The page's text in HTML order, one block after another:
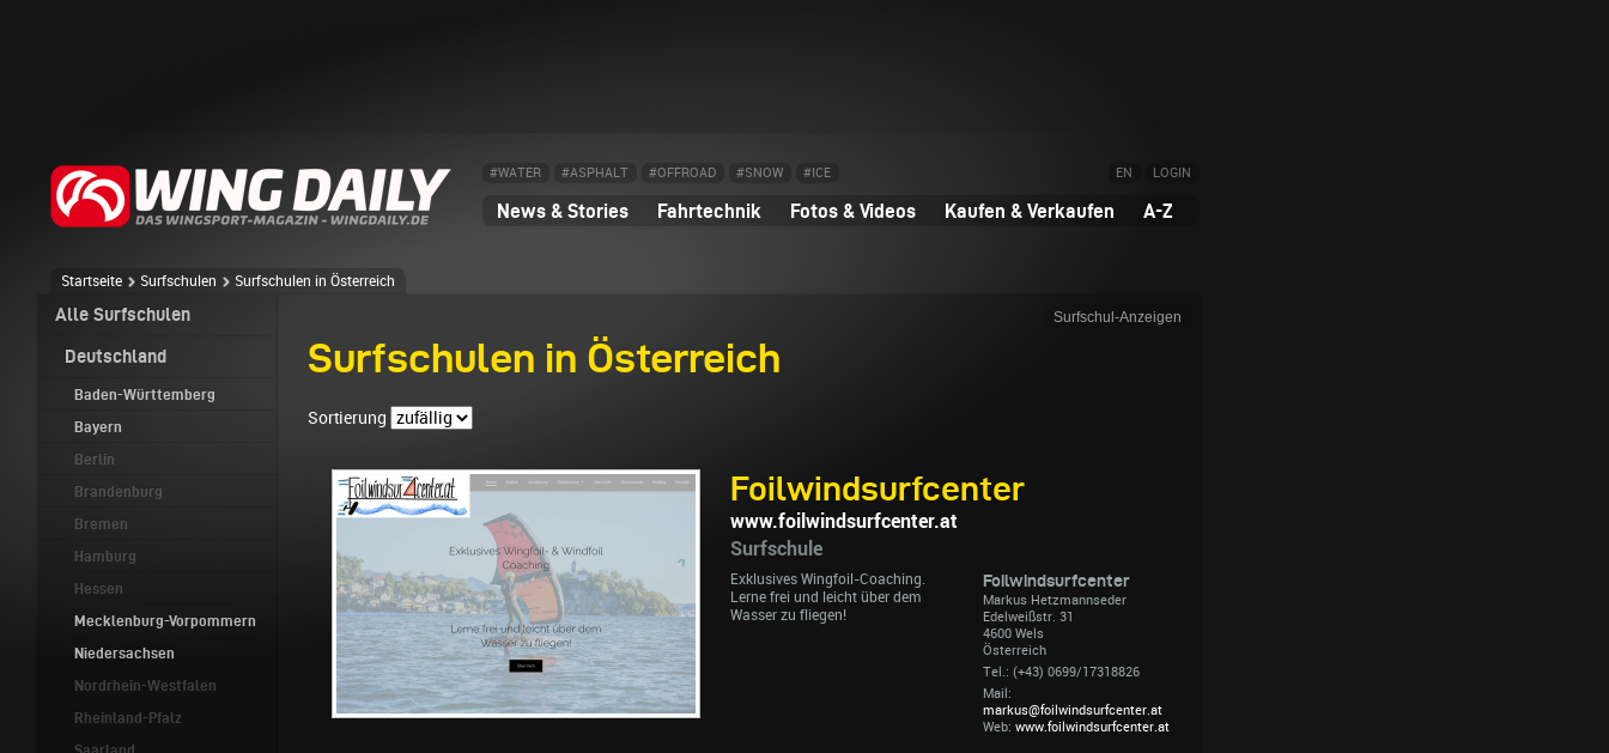
#WATER #ASPHALT #OFFROAD #SNOW #ICE EN LOGIN
News & Stories Fahrtechnik Fotos & Videos Kaufen & Verkaufen A-Z
Startseite Surfschulen Surfschulen in Österreich
Alle Surfschulen
Deutschland
Baden-Württemberg
Bayern
Berlin
Brandenburg
Bremen
Hamburg
Hessen
Mecklenburg-Vorpommern
Niedersachsen
Nordrhein-Westfalen
Rheinland-Pfalz
Saarland
Surfschul-Anzeigen
Surfschulen in Österreich
Sortierung
Foilwindsurfcenter
www.foilwindsurfcenter.at
Surfschule
Exklusives Wingfoil-Coaching.
Lerne frei und leicht über dem
Wasser zu fliegen!
Foilwindsurfcenter
Markus Hetzmannseder
Edelweißstr. 31
4600 Wels
Österreich
Tel.: (+43) 0699/17318826
Mail:
markus@foilwindsurfcenter.at
Web: www.foilwindsurfcenter.at